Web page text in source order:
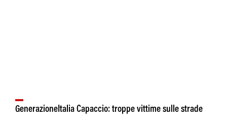
GenerazioneItalia Capaccio: troppe vittime sulle strade